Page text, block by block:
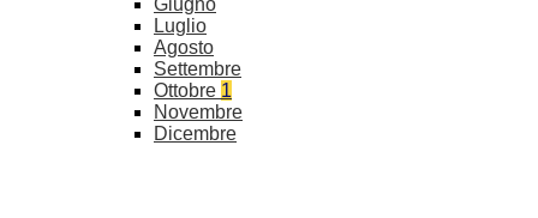
Giugno
Luglio
Agosto
Settembre
Ottobre 1
Novembre
Dicembre